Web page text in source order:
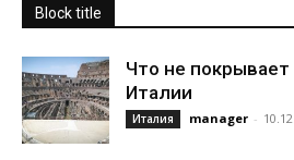
Block title
Что не покрывает
Италии
Италия manager -